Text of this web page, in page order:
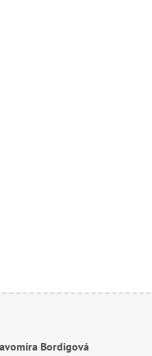
Bordigová